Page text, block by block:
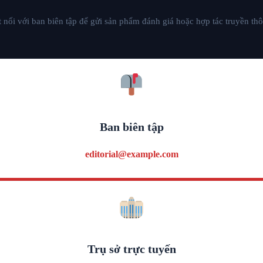
nối với ban biên tập để gửi sản phẩm đánh giá hoặc hợp tác truyền
Ban biên tập
editorial@example.com
Trụ sở trực tuyến